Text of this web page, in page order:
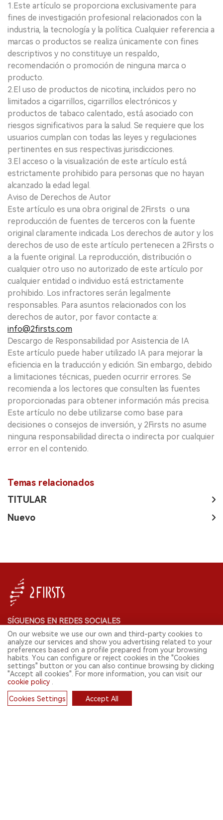
1.Este artículo se proporciona exclusivamente para
fines de investigación profesional relacionados con la
industria, la tecnología y la política. Cualquier referencia a
marcas o productos se realiza únicamente con fines
descriptivos y no constituye un respaldo,
recomendación o promoción de ninguna marca o
producto.
2.El uso de productos de nicotina, incluidos pero no
limitados a cigarrillos, cigarrillos electrónicos y
productos de tabaco calentado, está asociado con
riesgos significativos para la salud. Se requiere que los
usuarios cumplan con todas las leyes y regulaciones
pertinentes en sus respectivas jurisdicciones.
3.El acceso o la visualización de este artículo está
estrictamente prohibido para personas que no hayan
alcanzado la edad legal.
Aviso de Derechos de Autor
Este artículo es una obra original de 2Firsts o una
reproducción de fuentes de terceros con la fuente
original claramente indicada. Los derechos de autor y los
derechos de uso de este artículo pertenecen a 2Firsts o
a la fuente original. La reproducción, distribución o
cualquier otro uso no autorizado de este artículo por
cualquier entidad o individuo está estrictamente
prohibido. Los infractores serán legalmente
responsables. Para asuntos relacionados con los
derechos de autor, por favor contacte a:
info@2firsts.com
Descargo de Responsabilidad por Asistencia de IA
Este artículo puede haber utilizado IA para mejorar la
eficiencia en la traducción y edición. Sin embargo, debido
a limitaciones técnicas, pueden ocurrir errores. Se
recomienda a los lectores que consulten las fuentes
proporcionadas para obtener información más precisa.
Este artículo no debe utilizarse como base para
decisiones o consejos de inversión, y 2Firsts no asume
ninguna responsabilidad directa o indirecta por cualquier
error en el contenido.
Temas relacionados
TITULAR
Nuevo
SÍGUENOS EN REDES SOCIALES
CONTACT: INFO@2FIRSTS.COM
MANTENTE ACTUALIZADO.
Envía tu correo electrónico para recibir noticias semanales sobre las
noticias más relevantes de la industria de los cigarrillos electrónicos.
On our website we use our own and third-party cookies to
analyze our services and show you advertising related to your
preferences based on a profile prepared from your browsing
habits. You can configure or reject cookies in the "Cookies
settings" button or you can also continue browsing by clicking
"Accept all cookies". For more information, you can visit our
cookie policy
Cookies Settings
Accept All